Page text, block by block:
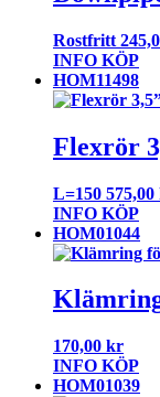
Rostfritt
INFO KÖP
HOM11498
Flexrör
L=150 575,00
INFO KÖP
HOM01044
170,00 kr
INFO KÖP
HOM01039